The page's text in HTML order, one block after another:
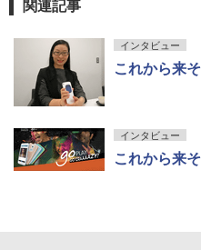
関連記事
インタビュー
これから来
インタビュー
これから来